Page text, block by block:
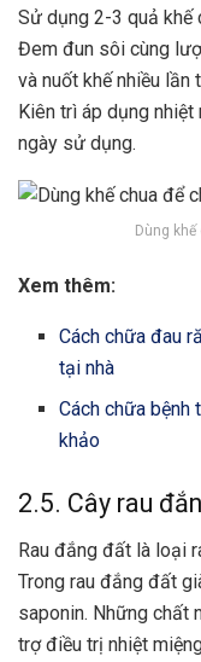
Sử dụng 2-3 quả khế
Đem đun sôi cùng
và nuốt khế nhiều lần
Kiên trì áp dụng
ngày sử dụng.
Dùng
Xem thêm:
Cách chữa đau
tại nhà
Cách chữa bệnh
khảo
2.5. Cây rau
Rau đắng đất là loại
Trong rau đắng đất
saponin. Những chất
trợ điều trị nhiệt